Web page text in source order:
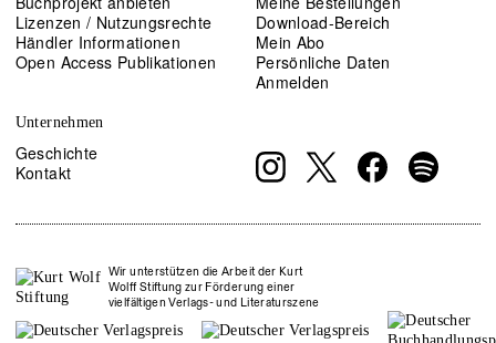
Lizenzen / Nutzungsrechte
Händler Informationen
Open Access Publikationen
Download-Bereich
Mein Abo
Persönliche Daten
Anmelden
Unternehmen
Geschichte
Kontakt
Wir unterstützen die Arbeit der Kurt
Wolff Stiftung zur Förderung einer
vielfältigen Verlags- und Literaturszene